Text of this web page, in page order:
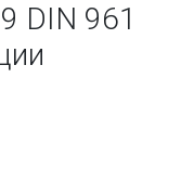
DIN 961